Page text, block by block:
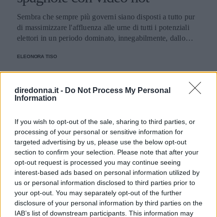
diredonna.it - Do Not Process My Personal
Information
If you wish to opt-out of the sale, sharing to third parties, or
processing of your personal or sensitive information for
targeted advertising by us, please use the below opt-out
section to confirm your selection. Please note that after your
opt-out request is processed you may continue seeing
interest-based ads based on personal information utilized by
us or personal information disclosed to third parties prior to
your opt-out. You may separately opt-out of the further
disclosure of your personal information by third parties on the
IAB’s list of downstream participants. This information may
titolo "Harry Potter and the Bieber Fever".
Sembra che sempre più governi siano disposti a tutto pur
di massimizzare l'affluenza alle urne di tutti i potenziali
elettori in un periodo dominato, innegabilmente, dallo
e della politica in generale. In tempi recenti, ad esempio, la
Catalogna ha attirato su di sé l'attenzione per un paio di
scelte poco convenzionali. Lo Stato spagnolo, infatti, uno
dei più ricchi del Paese, si prepara alle imminenti elezioni
candidando, da un lato, una famosa pornostar e dall'altro
candidata si chiama Maria Lapiedra ed è una pornostar
molto celebre in Spagna. Solo qualche tempo fa, la donna
aveva anche dichiarato di essere andata a letto con il
portiere nostrano Gigi Buffon, ma ora eccola pronta a
sostenere il partito Solidarietat Catalana. Sul versante
opposto, quello socialista, i rappresentanti non sono certo
stati a guardare e, così, hanno diffuso il video di uno spot
che sta letteralmente facendo impazzire i cybernauti. Lo
slogan utilizzato è "Votare è un piacere" e le immagini
ELEONORA TISO
GOSSIP